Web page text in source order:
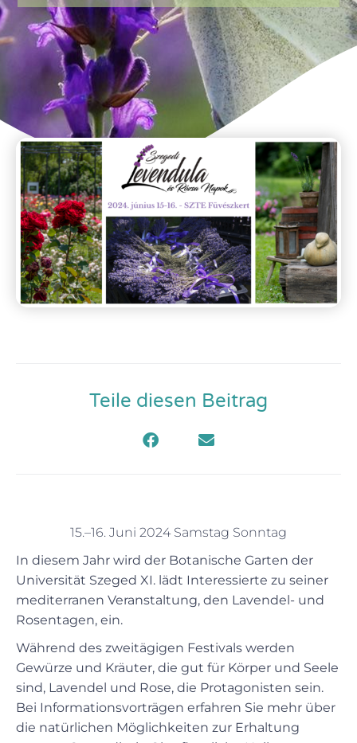
Teile diesen Beitrag
15.–16. Juni 2024 Samstag Sonntag
In diesem Jahr wird der Botanische Garten der
Universität Szeged XI. lädt Interessierte zu seiner
mediterranen Veranstaltung, den Lavendel- und
Rosentagen, ein.
Während des zweitägigen Festivals werden
Gewürze und Kräuter, die gut für Körper und Seele
sind, Lavendel und Rose, die Protagonisten sein.
Bei Informationsvorträgen erfahren Sie mehr über
die natürlichen Möglichkeiten zur Erhaltung